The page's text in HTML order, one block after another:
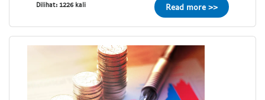
Dilihat: 1226 kali Read more >>